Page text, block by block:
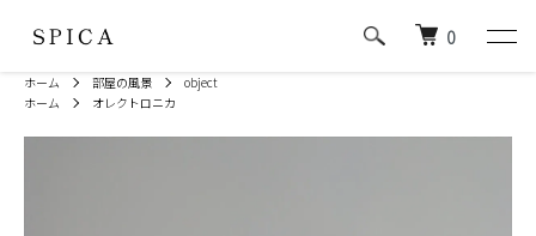
0
ホーム 部屋の風景
object
ホーム
オレクトロニカ